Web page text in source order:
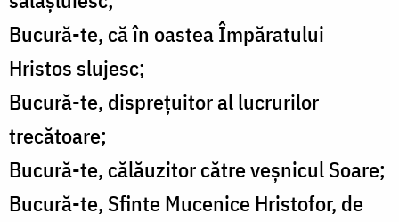
Bucură-te, că în oastea Împăratului
Hristos slujesc;
Bucură-te, disprețuitor al lucrurilor
trecătoare;
Bucură-te, călăuzitor către veșnicul Soare;
Bucură-te, Sfinte Mucenice Hristofor, de